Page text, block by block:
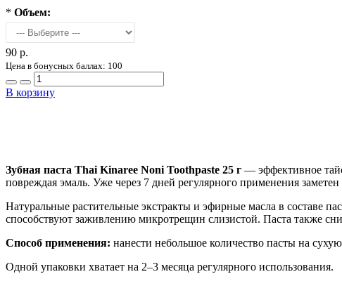
* Объем:
90 р.
Цена в бонусных баллах: 100
В корзину
Зубная паста Thai Kinaree Noni Toothpaste 25 г — эффективное
повреждая эмаль. Уже через 7 дней регулярного применения
Натуральные растительные экстракты и эфирные масла в составе
способствуют заживлению микротрещин слизистой. Паста также
Способ применения: нанести небольшое количество пасты на
Одной упаковки хватает на 2–3 месяца регулярного использования.